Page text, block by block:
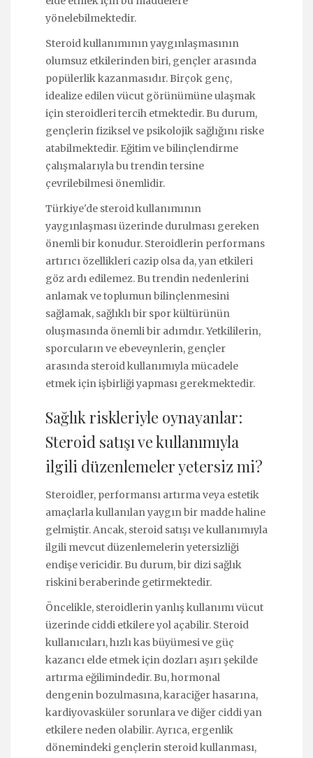
yönelebilmektedir.
Steroid kullanımının yaygınlaşmasının
olumsuz etkilerinden biri, gençler arasında
popülerlik kazanmasıdır. Birçok genç,
idealize edilen vücut görünümüne ulaşmak
için steroidleri tercih etmektedir. Bu durum,
gençlerin fiziksel ve psikolojik sağlığını riske
atabilmektedir. Eğitim ve bilinçlendirme
çalışmalarıyla bu trendin tersine
çevrilebilmesi önemlidir.
Türkiye'de steroid kullanımının
yaygınlaşması üzerinde durulması gereken
önemli bir konudur. Steroidlerin performans
artırıcı özellikleri cazip olsa da, yan etkileri
göz ardı edilemez. Bu trendin nedenlerini
anlamak ve toplumun bilinçlenmesini
sağlamak, sağlıklı bir spor kültürünün
oluşmasında önemli bir adımdır. Yetkililerin,
sporcuların ve ebeveynlerin, gençler
arasında steroid kullanımıyla mücadele
etmek için işbirliği yapması gerekmektedir.
Sağlık riskleriyle oynayanlar:
Steroid satışı ve kullanımıyla
ilgili düzenlemeler yetersiz mi?
Steroidler, performansı artırma veya estetik
amaçlarla kullanılan yaygın bir madde haline
gelmiştir. Ancak, steroid satışı ve kullanımıyla
ilgili mevcut düzenlemelerin yetersizliği
endişe vericidir. Bu durum, bir dizi sağlık
riskini beraberinde getirmektedir.
Öncelikle, steroidlerin yanlış kullanımı vücut
üzerinde ciddi etkilere yol açabilir. Steroid
kullanıcıları, hızlı kas büyümesi ve güç
kazancı elde etmek için dozları aşırı şekilde
artırma eğilimindedir. Bu, hormonal
dengenin bozulmasına, karaciğer hasarına,
kardiyovasküler sorunlara ve diğer ciddi yan
etkilere neden olabilir. Ayrıca, ergenlik
dönemindeki gençlerin steroid kullanması,